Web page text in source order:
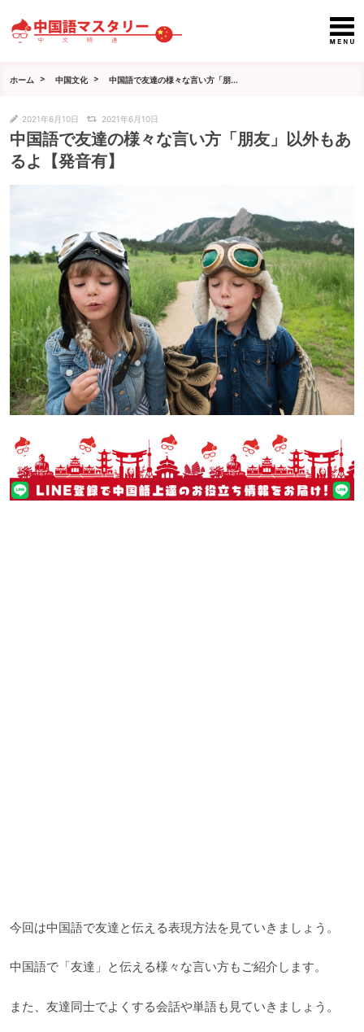
ホーム 中国文化 中国語で友達の様々な言い方「朋...
2021年6月10日 2021年6月10日
中国語で友達の様々な言い方「朋友」以外もあ
るよ【発音有】
今回は中国語で友達と伝える表現方法を見ていきましょう。
中国語で「友達」と伝える様々な言い方もご紹介します。
また、友達同士でよくする会話や単語も見ていきましょう。